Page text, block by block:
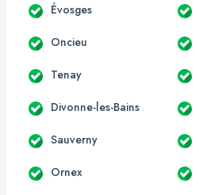
Évosges
Oncieu
Tenay
Divonne-les-Bains
Sauverny
Ornex